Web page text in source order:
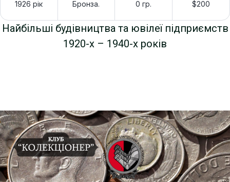
1926 рік Бронза. 0 гр. $200
Найбільші будівництва та ювілеї підприємств
1920-х – 1940-х років